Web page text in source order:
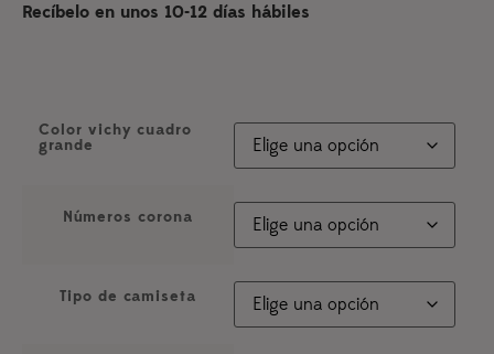
Recíbelo en unos 10-12 días hábiles
Color vichy cuadro
grande
Números corona
Tipo de camiseta